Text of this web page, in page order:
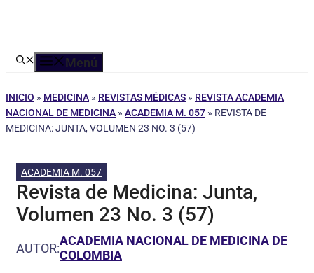
Menú
INICIO » MEDICINA » REVISTAS MÉDICAS » REVISTA ACADEMIA
NACIONAL DE MEDICINA » ACADEMIA M. 057 » REVISTA DE
MEDICINA: JUNTA, VOLUMEN 23 NO. 3 (57)
ACADEMIA M. 057
Revista de Medicina: Junta,
Volumen 23 No. 3 (57)
AUTOR:ACADEMIA NACIONAL DE MEDICINA DE
COLOMBIA